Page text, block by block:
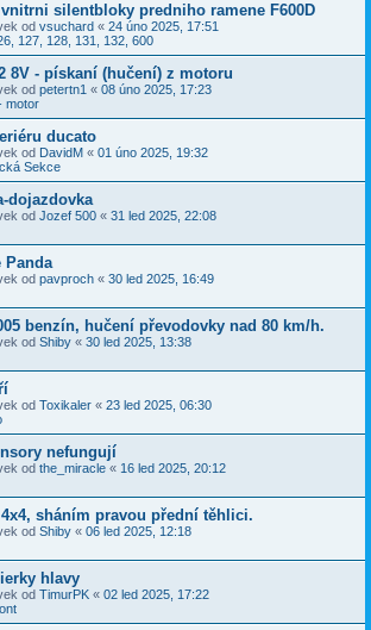
silentbloky predniho ramene F600D
od vsuchard « 24 úno 2025, 17:51
127, 128, 131, 132, 600
8V - pískaní (hučení) z motoru
od petertn1 « 08 úno 2025, 17:23
motor
ducato
od DavidM « 01 úno 2025, 19:32
Sekce
dojazdovka
od Jozef 500 « 31 led 2025, 22:08
Panda
od pavproch « 30 led 2025, 16:49
benzín, hučení převodovky nad 80 km/h.
od Shiby « 30 led 2025, 13:38
od Toxikaler « 23 led 2025, 06:30
nefungují
od the_miracle « 16 led 2025, 20:12
sháním pravou přední těhlici.
od Shiby « 06 led 2025, 12:18
hlavy
od TimurPK « 02 led 2025, 17:22